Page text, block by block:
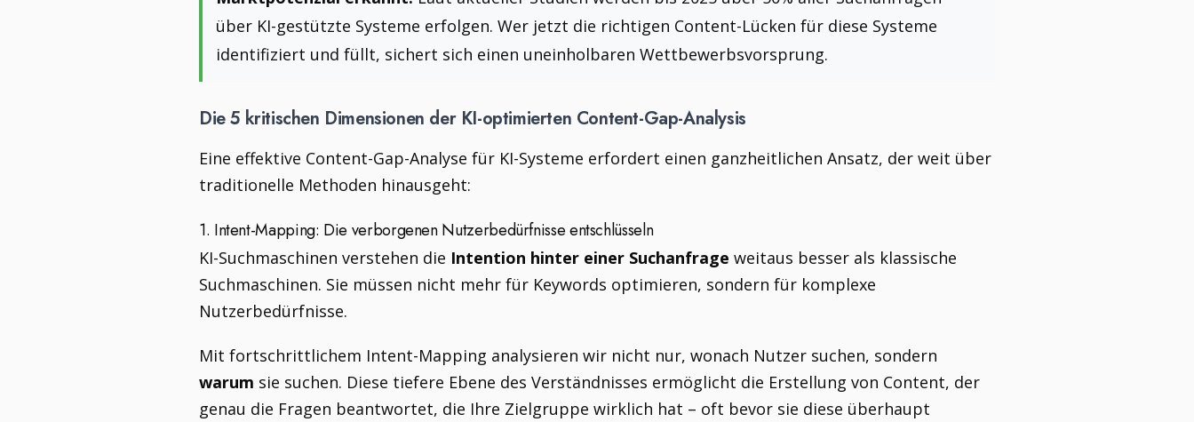
über KI-gestützte Systeme erfolgen. Wer jetzt die richtigen Content-Lücken für diese Systeme
identifiziert und füllt, sichert sich einen uneinholbaren Wettbewerbsvorsprung.
Die 5 kritischen Dimensionen der KI-optimierten Content-Gap-Analysis
Eine effektive Content-Gap-Analyse für KI-Systeme erfordert einen ganzheitlichen Ansatz, der weit über
traditionelle Methoden hinausgeht:
1. Intent-Mapping: Die verborgenen Nutzerbedürfnisse entschlüsseln
KI-Suchmaschinen verstehen die Intention hinter einer Suchanfrage weitaus besser als klassische
Suchmaschinen. Sie müssen nicht mehr für Keywords optimieren, sondern für komplexe
Nutzerbedürfnisse.
Mit fortschrittlichem Intent-Mapping analysieren wir nicht nur, wonach Nutzer suchen, sondern
warum sie suchen. Diese tiefere Ebene des Verständnisses ermöglicht die Erstellung von Content, der
genau die Fragen beantwortet, die Ihre Zielgruppe wirklich hat – oft bevor sie diese überhaupt